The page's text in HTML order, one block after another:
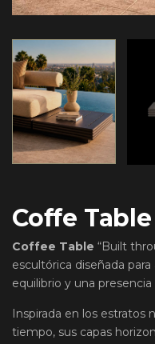
Coffe
Coffee Table “Built
escultórica diseñada
equilibrio y una
Inspirada en los estratos
tiempo, sus capas